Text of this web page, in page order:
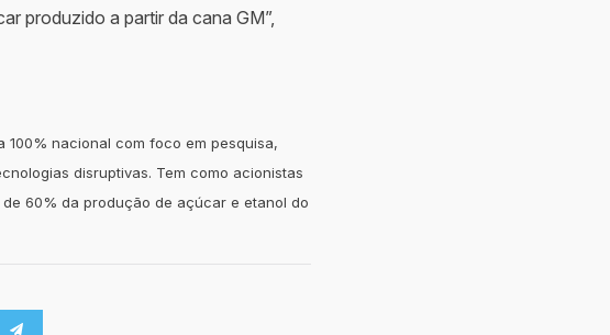
produzido a partir da cana GM”,
100% nacional com foco em pesquisa,
disruptivas. Tem como acionistas
60% da produção de açúcar e etanol do